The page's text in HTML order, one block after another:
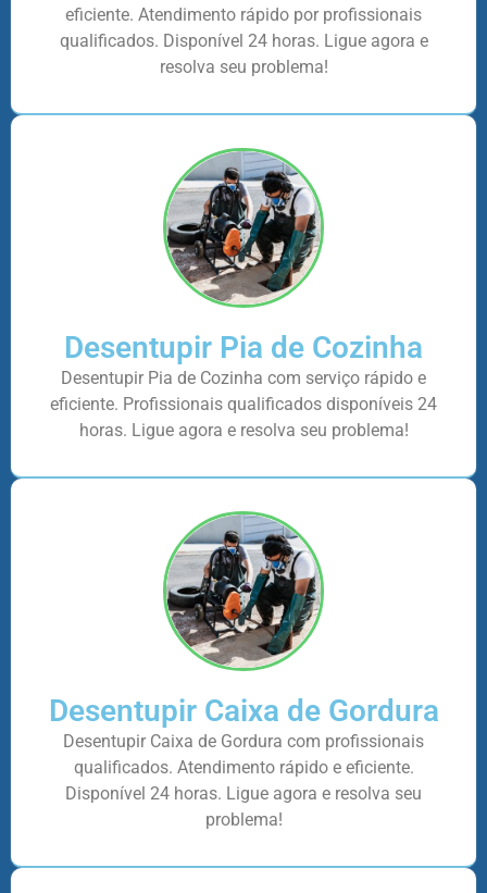
eficiente. Atendimento rápido por profissionais
qualificados. Disponível 24 horas. Ligue agora e
resolva seu problema!
Desentupir Pia de Cozinha
Desentupir Pia de Cozinha com serviço rápido e
eficiente. Profissionais qualificados disponíveis 24
horas. Ligue agora e resolva seu problema!
Desentupir Caixa de Gordura
Desentupir Caixa de Gordura com profissionais
qualificados. Atendimento rápido e eficiente.
Disponível 24 horas. Ligue agora e resolva seu
problema!